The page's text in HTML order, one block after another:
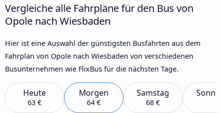
Vergleiche alle Fahrpläne für den Bus von
Opole nach Wiesbaden
Hier ist eine Auswahl der günstigsten Busfahrten aus dem
Fahrplan von Opole nach Wiesbaden von verschiedenen
Busunternehmen wie FlixBus für die nächsten Tage.
Heute
63 €
Morgen
64 €
Samstag
68 €